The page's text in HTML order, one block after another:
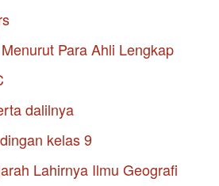
Para Ahli Lengkap
dalilnya
kelas 9
Lahirnya Ilmu Geografi